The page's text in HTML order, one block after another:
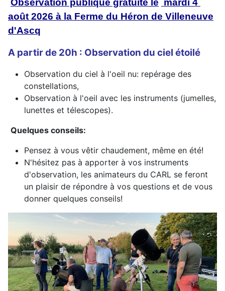
août 2026 à la Ferme du Héron de Villeneuve
d'Ascq
A partir de 20h : Observation du ciel étoilé
Observation du ciel à l'oeil nu: repérage des
constellations,
Observation à l'oeil avec les instruments (jumelles,
lunettes et télescopes).
Quelques conseils:
Pensez à vous vêtir chaudement, même en été!
N'hésitez pas à apporter à vos instruments
d'observation, les animateurs du CARL se feront
un plaisir de répondre à vos questions et de vous
donner quelques conseils!